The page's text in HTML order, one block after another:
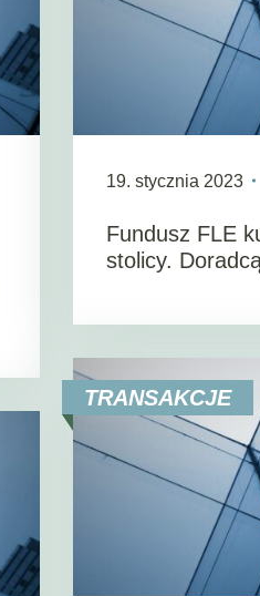
19. stycznia 2023
Fundusz FLE
stolicy.
TRANSAKCJE